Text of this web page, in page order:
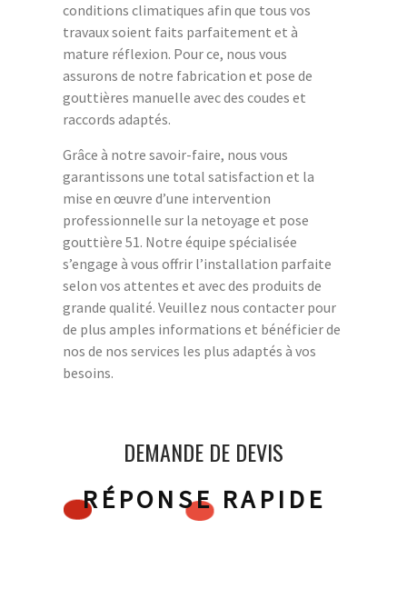
conditions climatiques afin que tous vos
travaux soient faits parfaitement et à
mature réflexion. Pour ce, nous vous
assurons de notre fabrication et pose de
gouttières manuelle avec des coudes et
raccords adaptés.
Grâce à notre savoir-faire, nous vous
garantissons une total satisfaction et la
mise en œuvre d’une intervention
professionnelle sur la netoyage et pose
gouttière 51. Notre équipe spécialisée
s’engage à vous offrir l’installation parfaite
selon vos attentes et avec des produits de
grande qualité. Veuillez nous contacter pour
de plus amples informations et bénéficier de
nos de nos services les plus adaptés à vos
besoins.
DEMANDE DE DEVIS
RÉPONSE RAPIDE